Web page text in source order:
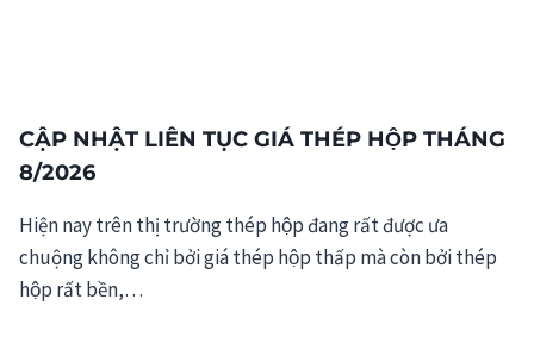
CẬP NHẬT LIÊN TỤC GIÁ THÉP HỘP THÁNG
8/2026
Hiện nay trên thị trường thép hộp đang rất được ưa
chuộng không chỉ bởi giá thép hộp thấp mà còn bởi thép
hộp rất bền,…